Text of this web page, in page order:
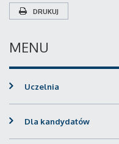
DRUKUJ
MENU
Uczelnia
Dla kandydatów